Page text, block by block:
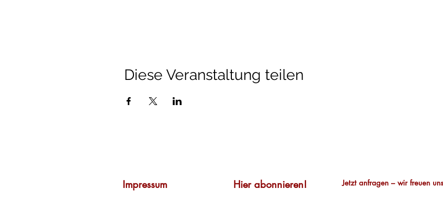
Diese Veranstaltung teilen
Impressum Hier abonnieren! Jetzt anfragen – wir freuen